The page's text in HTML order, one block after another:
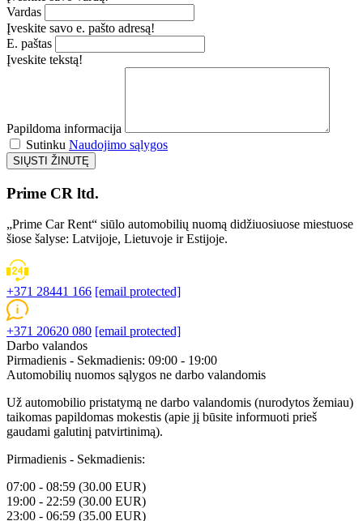
Vardas
Įveskite savo e. pašto adresą!
E. paštas
Įveskite tekstą!
Papildoma informacija
Sutinku Naudojimo sąlygos
Prime CR ltd.
„Prime Car Rent“ siūlo automobilių nuomą didžiuosiuose miestuose
šiose šalyse: Latvijoje, Lietuvoje ir Estijoje.
+371 28441 166 [email protected]
+371 20620 080 [email protected]
Darbo valandos
Pirmadienis - Sekmadienis: 09:00 - 19:00
Automobilių nuomos sąlygos ne darbo valandomis
Už automobilio pristatymą ne darbo valandomis (nurodytos žemiau)
taikomas papildomas mokestis (apie jį būsite informuoti prieš
gaudami galutinį patvirtinimą).
Pirmadienis - Sekmadienis:
07:00 - 08:59 (30.00 EUR)
19:00 - 22:59 (30.00 EUR)
23:00 - 06:59 (35.00 EUR)